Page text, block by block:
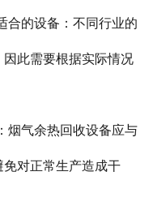
合的设备：不同行业的
此需要根据实际情况
烟气余热回收设备应与
对正常生产造成干